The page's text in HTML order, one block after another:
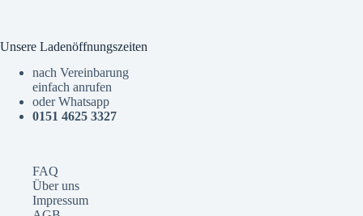
Unsere Ladenöffnungszeiten
nach Vereinbarung
einfach anrufen
oder Whatsapp
0151 4625 3327
FAQ
Über uns
Impressum